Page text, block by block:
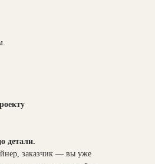
детали.
заказчик — вы уже